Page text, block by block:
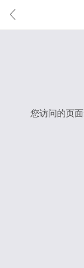
您访问的页